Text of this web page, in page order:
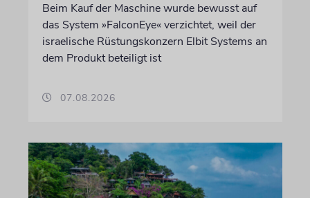
Beim Kauf der Maschine wurde bewusst auf
das System »FalconEye« verzichtet, weil der
israelische Rüstungskonzern Elbit Systems an
dem Produkt beteiligt ist
07.08.2026